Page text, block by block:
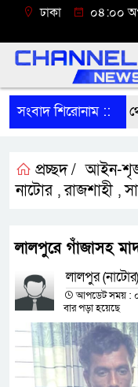
ঢাকা
০৪:০০
সংবাদ শিরোনাম ::
বাগাতিপাড়া
প্রচ্ছদ / আইন-
নাটোর ,রাজশাহী ,
লালপুরে গাঁজাসহ
লালপুর (নাটোর)
আপডেট সময় :
বার পড়া হয়েছে